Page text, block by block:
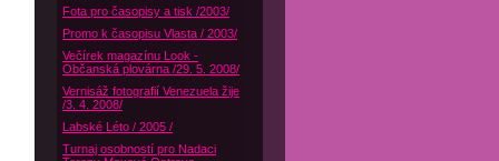
Fota pro časopisy a tisk /2003/
Promo k časopisu Vlasta / 2003/
Večírek magazínu Look -
Občanská plovárna /29. 5. 2008/
Vernisáž fotografií Venezuela žije
/3. 4. 2008/
Labské Léto / 2005 /
Turnaj osobností pro Nadaci